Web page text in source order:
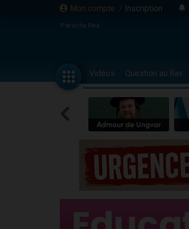
Mon compte / Inscription
Paracha Réé
Vidéos Question au Rav